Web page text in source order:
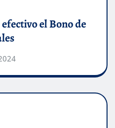
el Bono de